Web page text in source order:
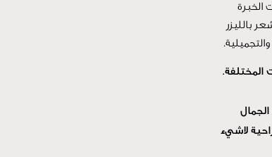
الخبرة
بالليزر
المختلفة.
لاشيء